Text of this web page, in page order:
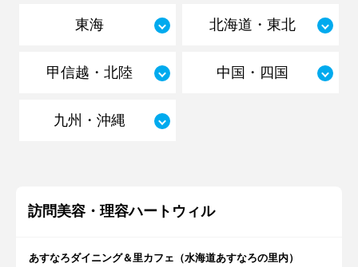
東海 北海道・東北
甲信越・北陸 中国・四国
九州・沖縄
訪問美容・理容ハートウィル
あすなろダイニング＆里カフェ（水海道あすなろの里内）